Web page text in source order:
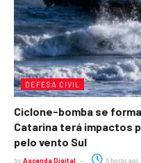
DEFESA CIVIL
Ciclone-bomba se
Catarina terá impactos
pelo vento Sul
by Ascenda Digital 6 horas ago